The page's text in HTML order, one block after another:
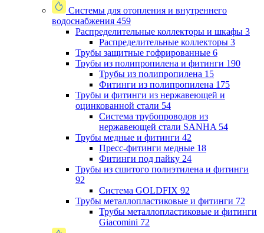
Системы для отопления и внутреннего
водоснабжения 459
Распределительные коллекторы и шкафы 3
Распределительные коллекторы 3
Трубы защитные гофрированные 6
Трубы из полипропилена и фитинги 190
Трубы из полипропилена 15
Фитинги из полипропилена 175
Трубы и фитинги из нержавеющей и
оцинкованной стали 54
Система трубопроводов из
нержавеющей стали SANHA 54
Трубы медные и фитинги 42
Пресс-фитинги медные 18
Фитинги под пайку 24
Трубы из сшитого полиэтилена и фитинги
92
Система GOLDFIX 92
Трубы металлопластиковые и фитинги 72
Трубы металлопластиковые и фитинги
Giacomini 72